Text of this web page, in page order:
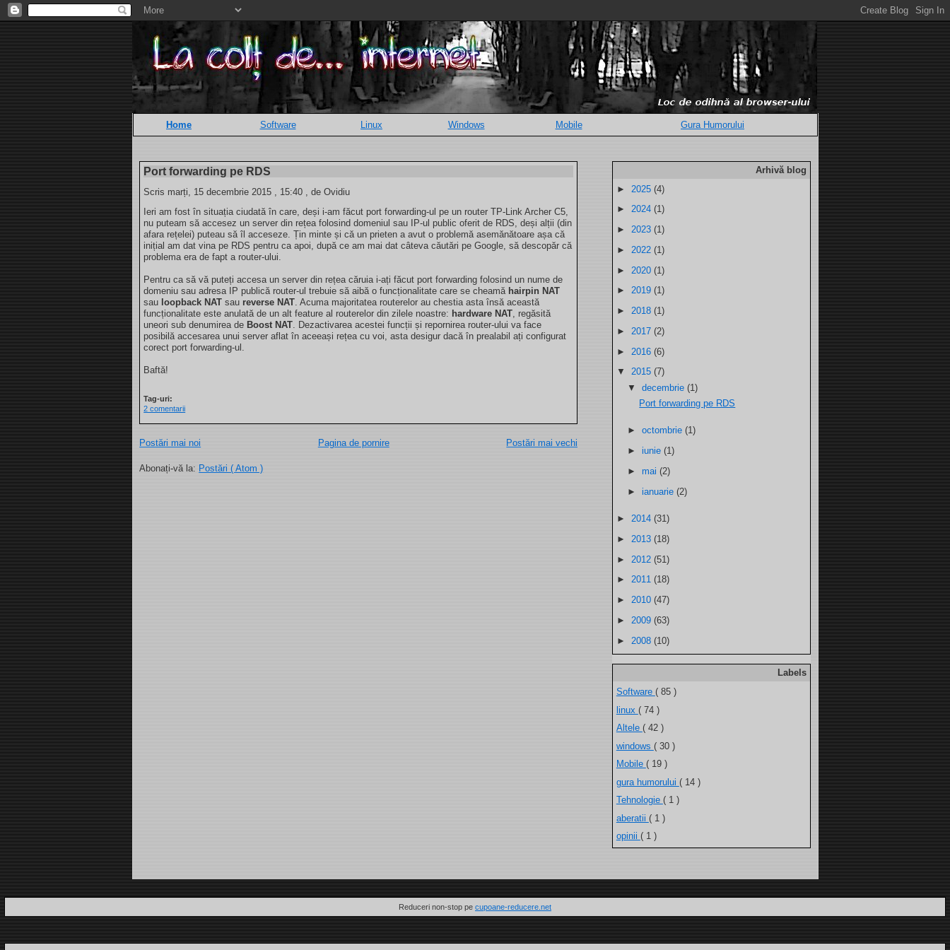
Home Software Linux Windows Mobile Gura Humorului
Port forwarding pe RDS
Scris marți, 15 decembrie 2015 , 15:40 , de Ovidiu
Ieri am fost în situația ciudată în care, deși i-am făcut port forwarding-ul pe un router TP-Link Archer C5,
nu puteam să accesez un server din rețea folosind domeniul sau IP-ul public oferit de RDS, deși alții (din
afara rețelei) puteau să îl acceseze. Țin minte și că un prieten a avut o problemă asemănătoare așa că
inițial am dat vina pe RDS pentru ca apoi, după ce am mai dat câteva căutări pe Google, să descopăr că
problema era de fapt a router-ului.
Pentru ca să vă puteți accesa un server din rețea căruia i-ați făcut port forwarding folosind un nume de
domeniu sau adresa IP publică router-ul trebuie să aibă o funcționalitate care se cheamă hairpin NAT
sau loopback NAT sau reverse NAT . Acuma majoritatea routerelor au chestia asta însă această
funcționalitate este anulată de un alt feature al routerelor din zilele noastre: hardware NAT , regăsită
uneori sub denumirea de Boost NAT . Dezactivarea acestei funcții și repornirea router-ului va face
posibilă accesarea unui server aflat în aceeași rețea cu voi, asta desigur dacă în prealabil ați configurat
corect port forwarding-ul.
Baftă!
Tag-uri:
2 comentarii
Postări mai noi Postări mai vechi
Pagina de pornire
Abonați-vă la: Postări ( Atom )
Arhivă blog
► 2025 (4)
► 2024 (1)
► 2023 (1)
► 2022 (1)
► 2020 (1)
► 2019 (1)
► 2018 (1)
► 2017 (2)
► 2016 (6)
▼ 2015 (7)
▼decembrie(1)
Port forwarding pe RDS
►octombrie(1)
►iunie(1)
►mai(2)
►ianuarie(2)
► 2014 (31)
► 2013 (18)
► 2012 (51)
► 2011 (18)
► 2010 (47)
► 2009 (63)
► 2008 (10)
Labels
Software ( 85 )
linux ( 74 )
Altele ( 42 )
windows ( 30 )
Mobile ( 19 )
gura humorului ( 14 )
Tehnologie ( 1 )
aberatii ( 1 )
opinii ( 1 )
Reduceri non-stop pe cupoane-reducere.net